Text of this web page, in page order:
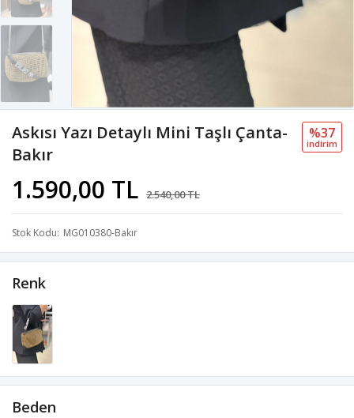
Askısı Yazı Detaylı Mini Taşlı Çanta-
Bakır
1.590,00 TL 2.540,00 TL
%37
i̇ndi̇ri̇m
Stok Kodu MG010380-Bakır
Renk
Beden